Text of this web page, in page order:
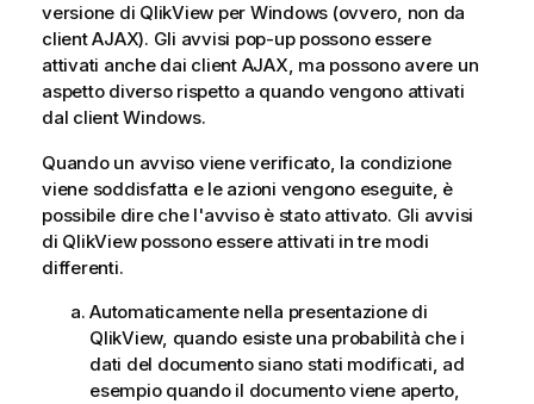
versione di QlikView per Windows (ovvero, non da
client AJAX). Gli avvisi pop-up possono essere
attivati anche dai client AJAX, ma possono avere un
aspetto diverso rispetto a quando vengono attivati
dal client Windows.
Quando un avviso viene verificato, la condizione
viene soddisfatta e le azioni vengono eseguite, è
possibile dire che l'avviso è stato attivato. Gli avvisi
di QlikView possono essere attivati in tre modi
differenti.
Automaticamente nella presentazione di
QlikView, quando esiste una probabilità che i
dati del documento siano stati modificati, ad
esempio quando il documento viene aperto,